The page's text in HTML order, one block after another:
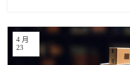
23
4 月